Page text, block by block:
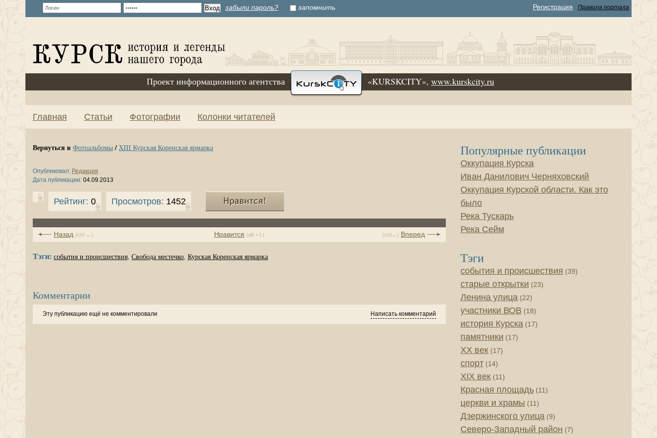
забыли пароль? запомнить Регистрация Правила портала
Проект информационного агентства «KURSKCITY», www.kurskcity.ru
Главная Статьи Фотографии Колонки читателей
Вернуться в Фотоальбомы/ XIII Курская Коренская ярмарка
Опубликовал: Редакция
Дата публикации: 04.09.2013
Рейтинг: 0 Просмотров: 1452
Нравится (alt + L)
Назад (ctrl ←) (ctrl→) Вперед
Тэги: события и происшествия, Свобода местечко, Курская Коренская ярмарка
Комментарии
Эту публикацию ещё не комментировали Написать комментарий
Популярные публикации
Оккупация Курска
Иван Данилович Черняховский
Оккупация Курской области. Как это
было
Река Тускарь
Река Сейм
Тэги
события и происшествия (39)
старые открытки (23)
Ленина улица (22)
участники ВОВ (18)
история Курска (17)
памятники (17)
XX век (17)
спорт (14)
XIX век (11)
Красная площадь (11)
церкви и храмы (11)
Дзержинского улица (9)
Северо-Западный район (7)